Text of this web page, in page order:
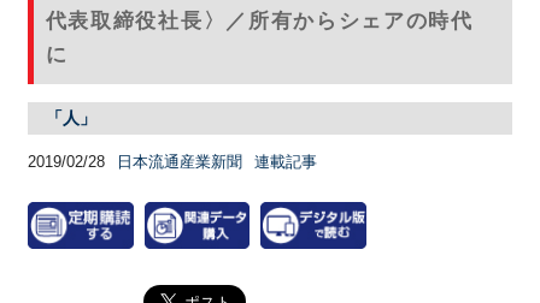
代表取締役社長〉／所有からシェアの時代
に
「人」
2019/02/28 日本流通産業新聞 連載記事